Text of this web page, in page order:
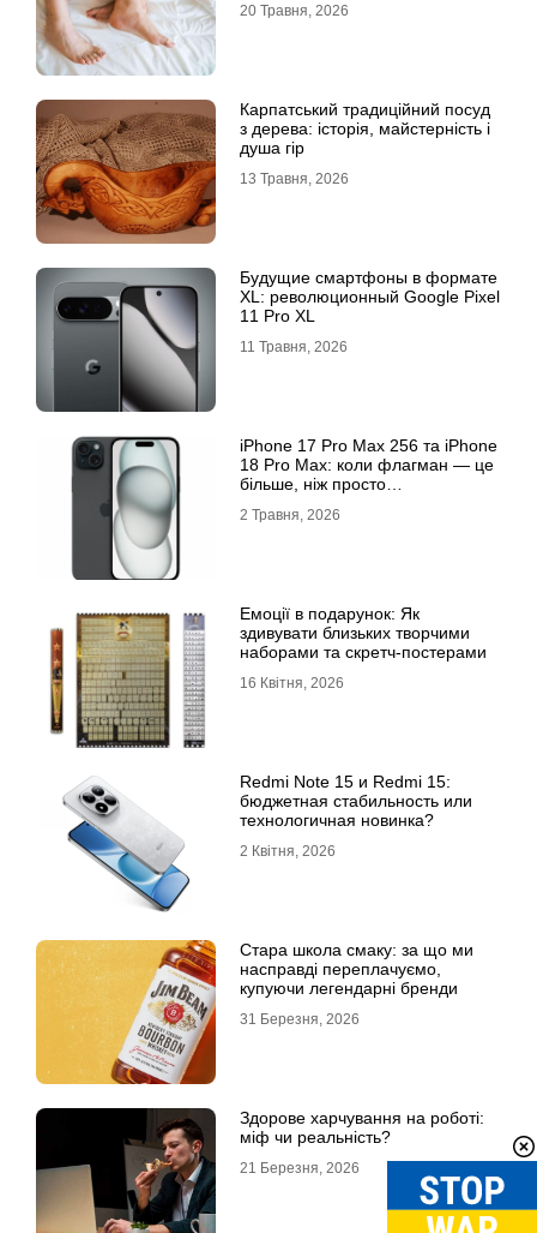
20 Травня, 2026
Карпатський традиційний посуд
з дерева: історія, майстерність і
душа гір
13 Травня, 2026
Будущие смартфоны в формате
XL: революционный Google Pixel
11 Pro XL
11 Травня, 2026
iРhone 17 Рro Мax 256 та iРhone
18 Рro Мax: коли флагман — це
більше, ніж просто
2 Травня, 2026
Емоції в подарунок: Як
здивувати близьких творчими
наборами та скретч-постерами
16 Квітня, 2026
Redmi Note 15 и Redmi 15:
бюджетная стабильность или
технологичная новинка?
2 Квітня, 2026
Стара школа смаку: за що ми
насправді переплачуємо,
купуючи легендарні бренди
31 Березня, 2026
Здорове харчування на роботі:
міф чи реальність?
21 Березня, 2026